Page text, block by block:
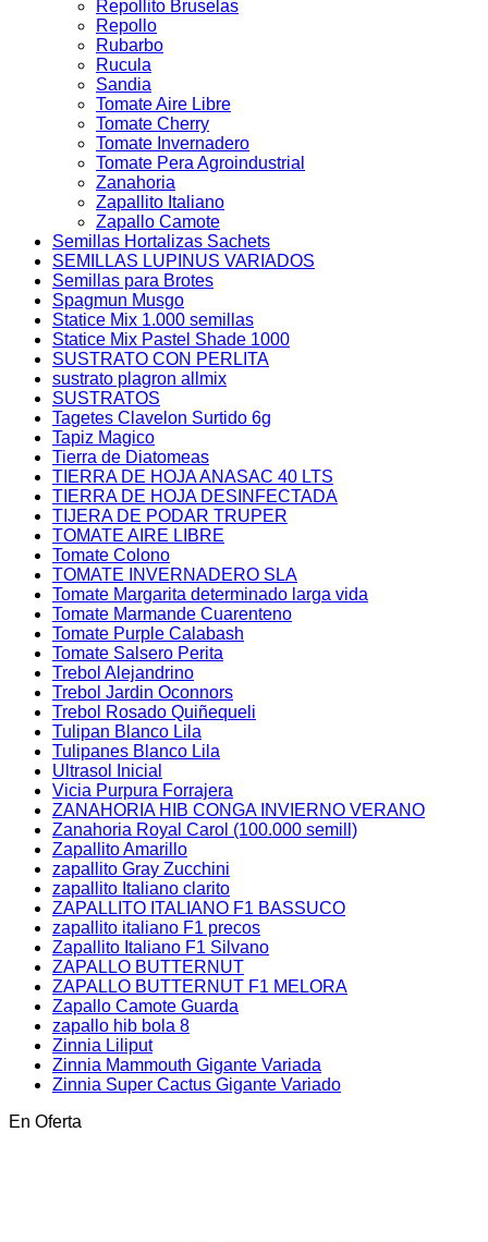
Repollito Bruselas
Repollo
Rubarbo
Rucula
Sandia
Tomate Aire Libre
Tomate Cherry
Tomate Invernadero
Tomate Pera Agroindustrial
Zanahoria
Zapallito Italiano
Zapallo Camote
Semillas Hortalizas Sachets
SEMILLAS LUPINUS VARIADOS
Semillas para Brotes
Spagmun Musgo
Statice Mix 1.000 semillas
Statice Mix Pastel Shade 1000
SUSTRATO CON PERLITA
sustrato plagron allmix
SUSTRATOS
Tagetes Clavelon Surtido 6g
Tapiz Magico
Tierra de Diatomeas
TIERRA DE HOJA ANASAC 40 LTS
TIERRA DE HOJA DESINFECTADA
TIJERA DE PODAR TRUPER
TOMATE AIRE LIBRE
Tomate Colono
TOMATE INVERNADERO SLA
Tomate Margarita determinado larga vida
Tomate Marmande Cuarenteno
Tomate Purple Calabash
Tomate Salsero Perita
Trebol Alejandrino
Trebol Jardin Oconnors
Trebol Rosado Quiñequeli
Tulipan Blanco Lila
Tulipanes Blanco Lila
Ultrasol Inicial
Vicia Purpura Forrajera
ZANAHORIA HIB CONGA INVIERNO VERANO
Zanahoria Royal Carol (100.000 semill)
Zapallito Amarillo
zapallito Gray Zucchini
zapallito Italiano clarito
ZAPALLITO ITALIANO F1 BASSUCO
zapallito italiano F1 precos
Zapallito Italiano F1 Silvano
ZAPALLO BUTTERNUT
ZAPALLO BUTTERNUT F1 MELORA
Zapallo Camote Guarda
zapallo hib bola 8
Zinnia Liliput
Zinnia Mammouth Gigante Variada
Zinnia Super Cactus Gigante Variado
En Oferta